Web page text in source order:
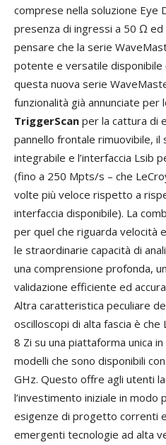
comprese nella soluzione Eye
presenza di ingressi a 50 Ω
pensare che la serie
potente e versatile disponibile
questa nuova serie
funzionalità già annunciate per
TriggerScan per la cattura di
pannello frontale rimuovibile, il
integrabile e l’interfaccia Lsib
(fino a 250 Mpts/s – che
volte più veloce rispetto a
interfaccia disponibile). La
per quel che riguarda velocità
le straordinarie capacità di
una comprensione profonda,
validazione efficiente ed
Altra caratteristica peculiare
oscilloscopi di alta fascia è
8 Zi su una piattaforma unica
modelli che sono disponibili
GHz. Questo offre agli utenti
l’investimento iniziale in
esigenze di progetto correnti
emergenti tecnologie ad alta